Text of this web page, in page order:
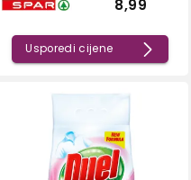
8,99
Usporedi cijene